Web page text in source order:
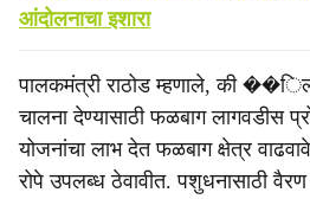
आंदोलनाचा इशारा
पालकमंत्री राठोड म्हणाले, की
चालना देण्यासाठी फळबाग लागवडीस
योजनांचा लाभ देत फळबाग क्षेत्र
रोपे उपलब्ध ठेवावीत. पशुधनासाठी